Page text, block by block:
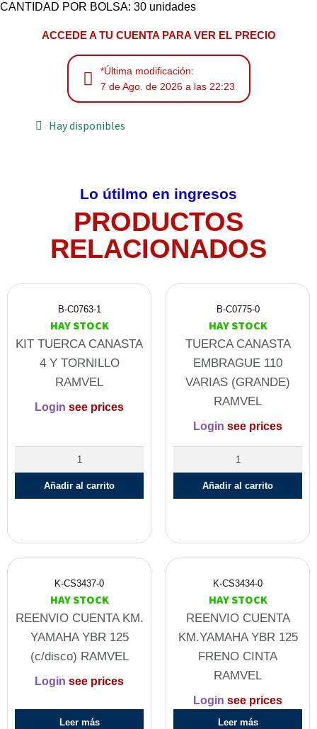
CANTIDAD POR BOLSA: 30 unidades
ACCEDE A TU CUENTA PARA VER EL PRECIO
*Última modificación:
7 de Ago. de 2026 a las 22:23
Hay disponibles
Lo útilmo en ingresos
PRODUCTOS
RELACIONADOS
B-C0763-1
HAY STOCK
KIT TUERCA CANASTA
4 Y TORNILLO
RAMVEL
Login see prices
Añadir al carrito
B-C0775-0
HAY STOCK
TUERCA CANASTA
EMBRAGUE 110
VARIAS (GRANDE)
RAMVEL
Login see prices
Añadir al carrito
K-CS3437-0
HAY STOCK
REENVIO CUENTA KM.
YAMAHA YBR 125
(c/disco) RAMVEL
Login see prices
Leer más
K-CS3434-0
HAY STOCK
REENVIO CUENTA
KM.YAMAHA YBR 125
FRENO CINTA
RAMVEL
Login see prices
Leer más